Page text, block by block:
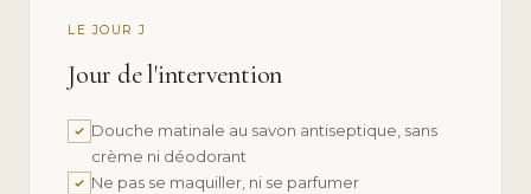
LE JOUR J
Jour de l'intervention
Douche matinale au savon antiseptique, sans
crème ni déodorant
Ne pas se maquiller, ni se parfumer